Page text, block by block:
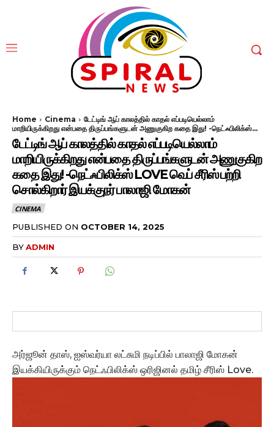
Home Cinema
டேட்டிங் ஆப் காலத்தில் காதல் எப்படியெல்லாம்
மாறியிருக்கிறது என்பதை திருப்பங்களுடன் அணுகுகிற கதை இது! -நெட்ஃபிலிக்ஸ்...
டேட்டிங் ஆப் காலத்தில் காதல் எப்படியெல்லாம்
மாறியிருக்கிறது என்பதை திருப்பங்களுடன் அணுகுகிற
கதை இது! -நெட்ஃபிலிக்ஸ் LOVE வெப் சீரிஸ் பற்றி
சொல்கிறார் இயக்குநர் பாலாஜி மோகன்
CINEMA
PUBLISHED ON OCTOBER 14, 2025
BYADMIN
அர்ஜூன் தாஸ், ஐஸ்வர்யா லட்சுமி நடிப்பில் பாலாஜி மோகன்
இயக்கியிருக்கும் நெட்ஃபிலிக்ஸ் ஒரிஜினல் தமிழ் சீரிஸ் Love.